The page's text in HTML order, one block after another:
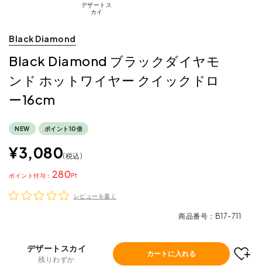
デザートス
カイ
Black Diamond
Black Diamond ブラックダイヤモ
ンド ホットワイヤー クイックドロ
ー16cm
NEW ポイント10倍
¥3,080 税込
280
ポイント
レビューを書く
商品番号 B17-711
デザートスカイ
残りわずか
カートに入れる